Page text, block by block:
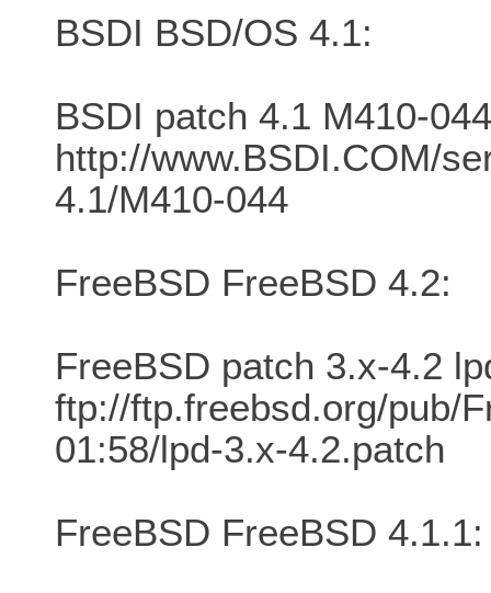
BSDI BSD/OS 4.1:
BSDI patch 4.1 M410-044
http://www.BSDI.COM/
4.1/M410-044
FreeBSD FreeBSD 4.2:
FreeBSD patch 3.x-4.2
ftp://ftp.freebsd.org/pub/
01:58/lpd-3.x-4.2.patch
FreeBSD FreeBSD 4.1.1: